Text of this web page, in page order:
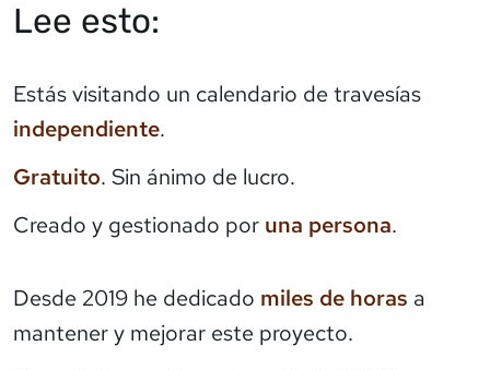
Lee esto:
Estás visitando un calendario de travesías
independiente.
Gratuito. Sin ánimo de lucro.
Creado y gestionado por una persona.
Desde 2019 he dedicado miles de horas a
mantener y mejorar este proyecto.